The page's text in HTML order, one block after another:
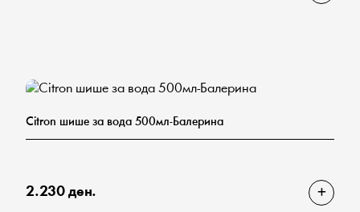
Citron шише за вода 500мл-Балерина
2.230 ден.